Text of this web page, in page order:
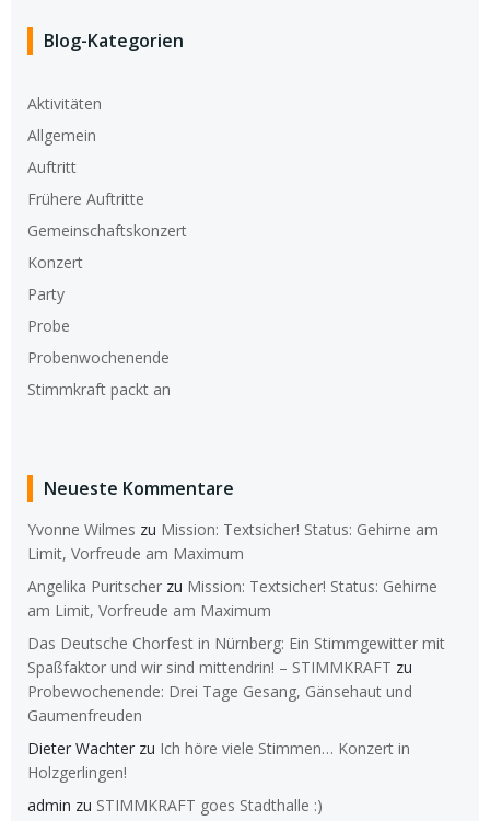
Blog-Kategorien
Aktivitäten
Allgemein
Auftritt
Frühere Auftritte
Gemeinschaftskonzert
Konzert
Party
Probe
Probenwochenende
Stimmkraft packt an
Neueste Kommentare
Yvonne Wilmes zu Mission: Textsicher! Status: Gehirne am
Limit, Vorfreude am Maximum
Angelika Puritscher zu Mission: Textsicher! Status: Gehirne
am Limit, Vorfreude am Maximum
Das Deutsche Chorfest in Nürnberg: Ein Stimmgewitter mit
Spaßfaktor und wir sind mittendrin! – STIMMKRAFT zu
Probewochenende: Drei Tage Gesang, Gänsehaut und
Gaumenfreuden
Dieter Wachter zu Ich höre viele Stimmen… Konzert in
Holzgerlingen!
admin zu STIMMKRAFT goes Stadthalle :)